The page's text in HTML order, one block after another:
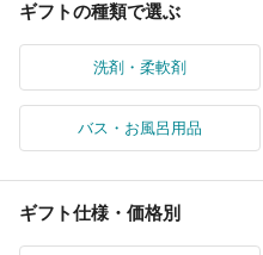
ギフトの種類で選ぶ
洗剤・柔軟剤
バス・お風呂用品
ギフト仕様・価格別